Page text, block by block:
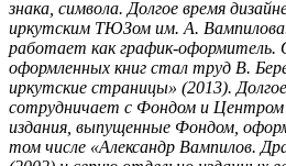
знака, символа. Долгое время
иркутским ТЮЗом им. А.
работает как график-оформитель.
оформленных книг стал труд В.
иркутские страницы» (2013).
сотрудничает с Фондом и
издания, выпущенные Фондом,
том числе «Александр Вампилов.